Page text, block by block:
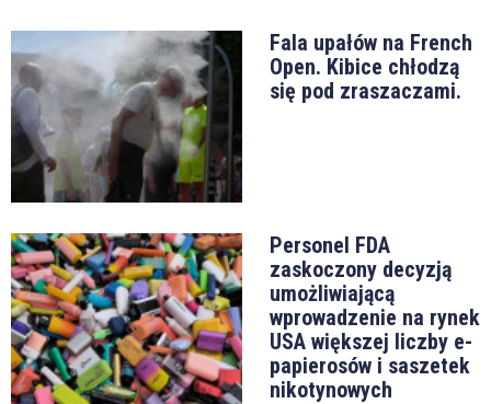
Fala upałów na French
Open. Kibice chłodzą
się pod zraszaczami.
Personel FDA
zaskoczony decyzją
umożliwiającą
wprowadzenie na rynek
USA większej liczby e-
papierosów i saszetek
nikotynowych